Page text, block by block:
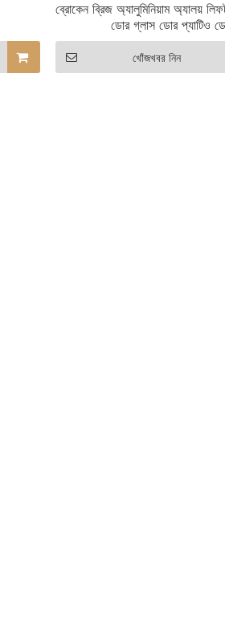
ব্রোকেন ব্রিজ অ্যালুমিনিয়াম অ্যালয়
ডোর গ্লাস ডোর প্যাটিও
খোঁজখবর নিন